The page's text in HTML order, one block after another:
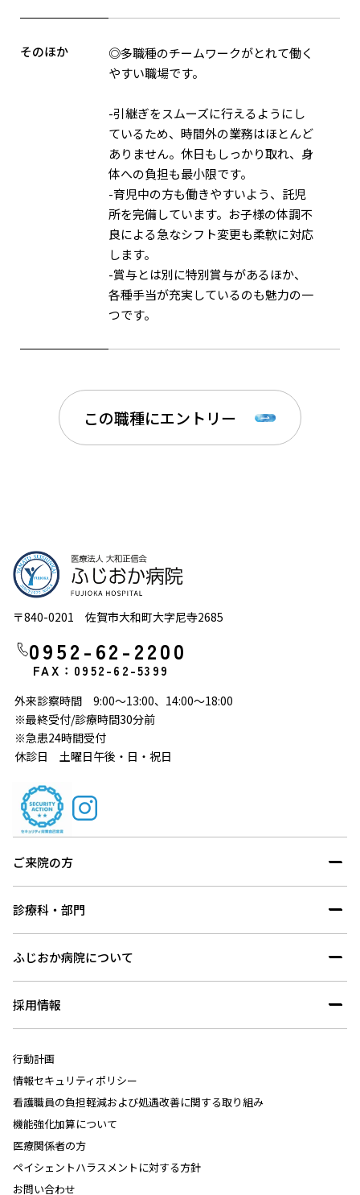
そのほか
◎多職種のチームワークがとれて働く
やすい職場です。
-引継ぎをスムーズに行えるようにし
ているため、時間外の業務はほとんど
ありません。休日もしっかり取れ、身
体への負担も最小限です。
-育児中の方も働きやすいよう、託児
所を完備しています。お子様の体調不
良による急なシフト変更も柔軟に対応
します。
-賞与とは別に特別賞与があるほか、
各種手当が充実しているのも魅力の一
つです。
この職種にエントリー
〒840-0201 佐賀市大和町大字尼寺2685
0952-62-2200
FAX：0952-62-5399
外来診察時間 9:00～13:00、14:00～18:00
※最終受付/診療時間30分前
※急患24時間受付
休診日 土曜日午後・日・祝日
ご来院の方
診療科・部門
ふじおか病院について
採用情報
行動計画
情報セキュリティポリシー
看護職員の負担軽減および処遇改善に関する取り組み
機能強化加算について
医療関係者の方
ペイシェントハラスメントに対する方針
お問い合わせ